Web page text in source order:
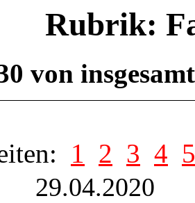
Rubrik:
von
1 2 3 4 5
29.04.2020